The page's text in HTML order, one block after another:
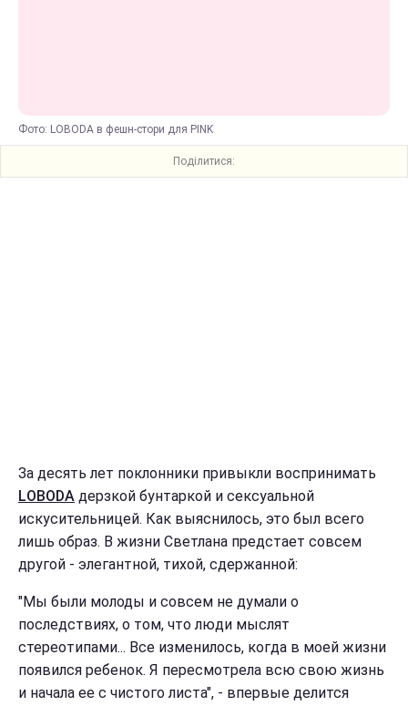
Фото: LOBODA в фешн-стори для PINK
Поділитися:
За десять лет поклонники привыкли воспринимать
LOBODA дерзкой бунтаркой и сексуальной
искусительницей. Как выяснилось, это был всего
лишь образ. В жизни Светлана предстает совсем
другой - элегантной, тихой, сдержанной:
"Мы были молоды и совсем не думали о
последствиях, о том, что люди мыслят
стереотипами... Все изменилось, когда в моей жизни
появился ребенок. Я пересмотрела всю свою жизнь
и начала ее с чистого листа", - впервые делится